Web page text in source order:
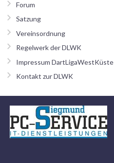
Forum
Satzung
Vereinsordnung
Regelwerk der DLWK
Impressum DartLigaWestKüste
Kontakt zur DLWK